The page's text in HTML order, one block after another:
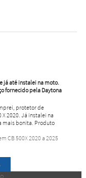
já até instalei na moto.
fornecido pela Daytona
protetor de
2020. Já instalei na
mais bonita. Produto
CB 500X 2020 a 2025